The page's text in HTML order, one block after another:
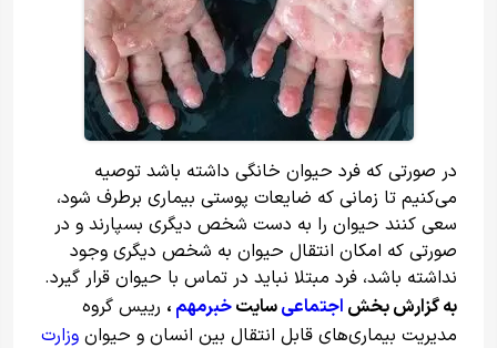
در صورتی که فرد حیوان خانگی داشته باشد توصیه
می‌کنیم تا زمانی که ضایعات پوستی بیماری برطرف شود،
سعی کنند حیوان را به دست شخص دیگری بسپارند و در
صورتی که امکان انتقال حیوان به شخص دیگری وجود
نداشته باشد، فرد مبتلا نباید در تماس با حیوان قرار گیرد.
به گزارش بخش اجتماعیسایتخبرمهم ، رییس گروه
مدیریت بیماری‌های قابل انتقال بین انسان و حیوان وزارت